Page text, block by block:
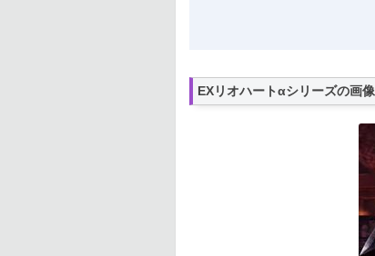
EXリオハートαシリーズの画像